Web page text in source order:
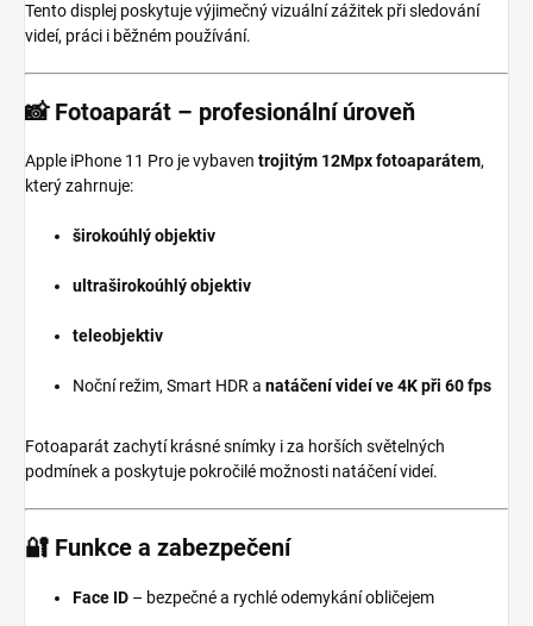
Tento displej poskytuje výjimečný vizuální zážitek při sledování
videí, práci i běžném používání.
📸 Fotoaparát – profesionální úroveň
Apple iPhone 11 Pro je vybaven trojitým 12Mpx fotoaparátem,
který zahrnuje:
širokoúhlý objektiv
ultraširokoúhlý objektiv
teleobjektiv
Noční režim, Smart HDR a natáčení videí ve 4K při 60 fps
Fotoaparát zachytí krásné snímky i za horších světelných
podmínek a poskytuje pokročilé možnosti natáčení videí.
🔐 Funkce a zabezpečení
Face ID – bezpečné a rychlé odemykání obličejem